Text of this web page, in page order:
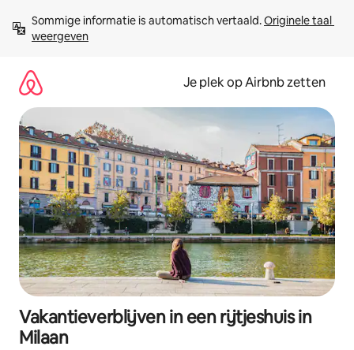
direct
naar
Sommige informatie is automatisch vertaald. Originele taal
weergeven
Je plek op Airbnb zetten
Vakantieverblijven in een rijtjeshuis in
Milaan